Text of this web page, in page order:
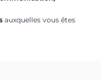
auxquelles vous êtes